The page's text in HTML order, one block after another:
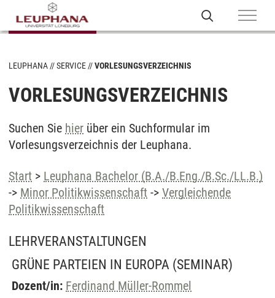
LEUPHANA SERVICE VORLESUNGSVERZEICHNIS
VORLESUNGSVERZEICHNIS
Suchen Sie hier über ein Suchformular im
Vorlesungsverzeichnis der Leuphana.
Start > Leuphana Bachelor (B.A./B.Eng./B.Sc./LL.B.)
-> Minor Politikwissenschaft -> Vergleichende
Politikwissenschaft
LEHRVERANSTALTUNGEN
GRÜNE PARTEIEN IN EUROPA (SEMINAR)
Dozent/in: Ferdinand Müller-Rommel